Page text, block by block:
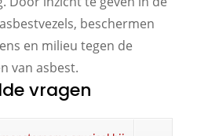
beschermen
en milieu tegen de
van asbest.
vragen